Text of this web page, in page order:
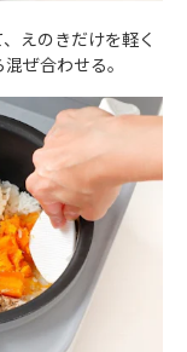
えのきだけを軽く
ぜ合わせる。